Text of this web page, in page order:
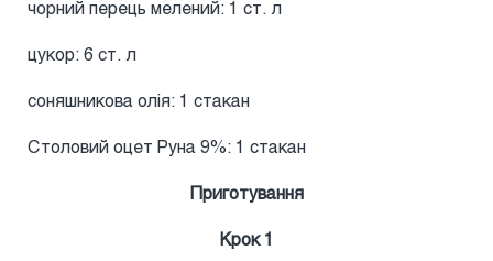
чорний перець мелений: 1 ст. л
цукор: 6 ст. л
соняшникова олія: 1 стакан
Столовий оцет Руна 9%: 1 стакан
Приготування
Крок 1